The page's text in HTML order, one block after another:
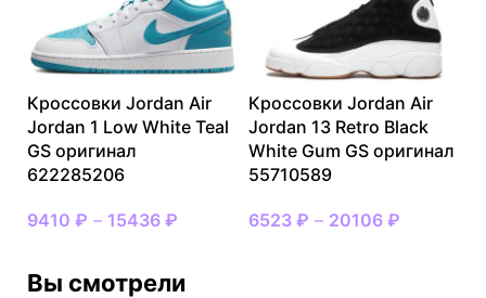
Кроссовки Jordan Air
Jordan 1 Low White Teal
GS оригинал
622285206
9410 ₽ – 15436 ₽
Кроссовки Jordan Air
Jordan 13 Retro Black
White Gum GS оригинал
55710589
6523 ₽ – 20106 ₽
Вы смотрели